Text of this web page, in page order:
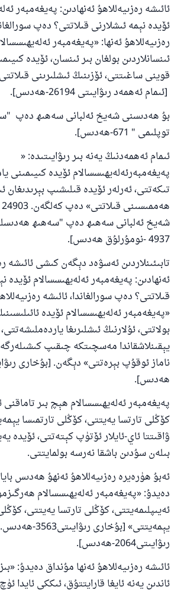
ئائىشە رەزىيەللاھۇ ئەنھادىن: پەيغەمبەر
ئۆيدە نېمە ئىشلارنى قىلاتتى؟ دەپ
رەزىيەللاھۇ ئەنھا: «پەيغەمبەر
ئىنسانلاردىن بولغان بىر ئىنسان، ئۆيدە
قوينى ساغىتتى، ئۆزىنىڭ ئىشلىرىنى
[ئىمام ئەھمەد رىۋايىتى 26194-ھەدىس].
بۇ ھەدىسنى شەيخ ئەلبانى سەھىھ دەپ
توپلىمى " 671-ھەدىس].
ئىمام ئەھمەدنىڭ يەنە بىر رىۋايىتىدە: «
پەيغەمبەرئەلەيھىسسالام ئۆيدە كىيىمىنى
تىكەتتى، ئەرلەر ئۆيدە قىلىشىپ بېرىدىغان
شەيخ ئەلبانى سەھىھ دەپ "سەھىھ
4937 -نومۇرلۇق ھەدىس].
تابىئىنلاردىن ئەسۋەد دېگەن كىشى ئائىشە
ئەنھادىن: پەيغەمبەر ئەلەيھىسسالام ئۆيدە
قىلاتتى؟ دەپ سورالغاندا، ئائىشە
«پەيغەمبەر ئەلەيھىسسالام ئۆيدە
بولاتتى، ئۇلارنىڭ ئىشلىرىغا
يېقىنلاشقاندا مەسچىتكە چىقىپ
ھەدىس].
پەيغەمبەر ئەلەيھىسسالام ھېچ بىر تاماقنى
كۆڭلى تارتسا يەيتتى، كۆڭلى تارتمىسا
ۋاقىتتا ئاي-ئايلار ئۆتۈپ كېتەتتى، ئۆيدە
بىلەن سۇدىن باشقا نەرسە بولمايتتى.
ئەبۇ ھۈرەيرە رەزىيەللاھۇ ئەنھۇ ھەدىس
دەيدۇ: «پەيغەمبەر ئەلەيھىسسالام
ئەيىپلىمەيتتى، كۆڭلى تارتسا يەيتتى،
يېمەيتتى» [بۇخارى
رىۋايىتى2064-ھەدىس].
ئائىشە رەزىيەللاھۇ ئەنھا مۇنداق دەيدۇ:
ئاندىن يەنە ئايغا قارايتتۇق، ئىككى ئايدا